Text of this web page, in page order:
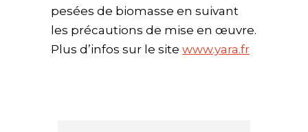
pesées de biomasse en suivant
les précautions de mise en œuvre.
Plus d’infos sur le site www.yara.fr